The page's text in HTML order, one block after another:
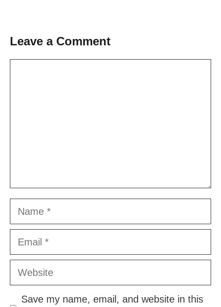
Leave a Comment
Name
Email
Website
Save my name, email, and website in this